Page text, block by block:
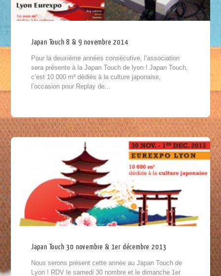
Japan Touch 8 & 9 novembre 2014
Pour la deuxième années consécutive, l’association
sera présente à la Japan Touch de lyon ! Japan Touch,
c’est 10 000 m² dédiés à la culture japonaise,
l’occasion pour Replay de...
Japan Touch 30 novembre & 1er décembre 2013
Nous serons présent cette année au Japan Touch de
Lyon ! RDV le samedi 30 nombre et le dimanche 1er